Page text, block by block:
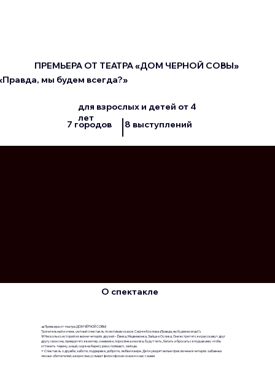
ПРЕМЬЕРА ОТ ТЕАТРА «ДОМ ЧЕРНОЙ СОВЫ»
мы будем всегда?»
для взрослых и детей от 4
лет
7 городов 8 выступлений
О спектакле
🦔 Премьера от театра ДОМ ЧЁРНОЙ СОВЫ!
Трогательный и очень уютный спектакль по мотивам сказок Сергея Козлова «Правда, мы будем всегда?»
🐻 Несколько историй из жизни четырёх друзей – Ёжика, Медвежонка, Зайца и Ослика. Они встретятся и расскажут друг
другу свои сны, превратятся в ветер, снежинки, поросёнка и волка, будут петь, бегать и бросаться подушками, чтобы
оттенить тишину, а ещё, сидя на берегу реки, поймают... звёзды.
⭐ Спектакль о дружбе, заботе, поддержке, доброте, любви и вере. Дети увидят милые приключения четырёх забавных
лесных обитателей, а взрослые услышат философские сказки о нас с вами.